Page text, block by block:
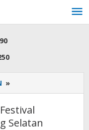
»
Peserta
Festival
Layang-
Selatan